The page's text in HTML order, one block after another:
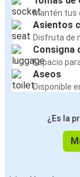
Mantén tus
Asientos
Disfruta de
Consigna
Espacio
Aseos
Disponible
¿Es la